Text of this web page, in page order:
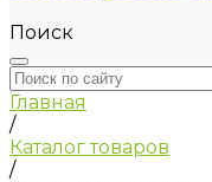
Поиск
Главная
/
Каталог товаров
/